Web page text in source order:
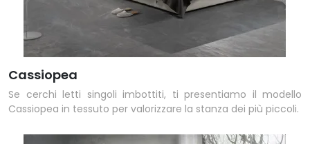
Cassiopea
Se cerchi letti singoli imbottiti, ti presentiamo il modello
Cassiopea in tessuto per valorizzare la stanza dei più piccoli.